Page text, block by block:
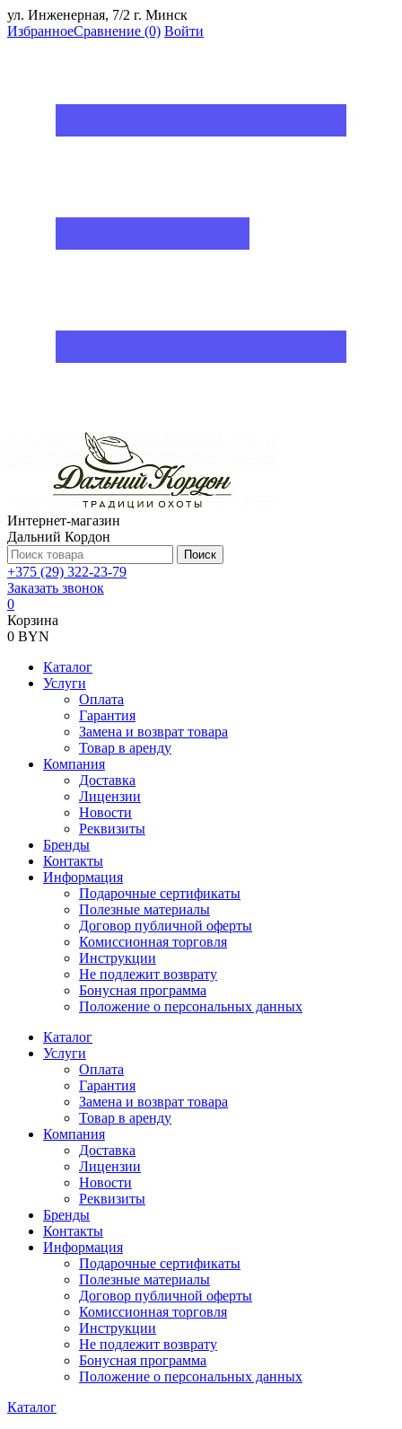
ул. Инженерная, 7/2 г. Минск
ИзбранноеСравнение (0) Войти
Интернет-магазин
Дальний Кордон
Поиск
+375 (29) 322-23-79
Заказать звонок
0
Корзина
0 BYN
Каталог
Услуги
Оплата
Гарантия
Замена и возврат товара
Товар в аренду
Компания
Доставка
Лицензии
Новости
Реквизиты
Бренды
Контакты
Информация
Подарочные сертификаты
Полезные материалы
Договор публичной оферты
Комиссионная торговля
Инструкции
Не подлежит возврату
Бонусная программа
Положение о персональных данных
Каталог
Услуги
Оплата
Гарантия
Замена и возврат товара
Товар в аренду
Компания
Доставка
Лицензии
Новости
Реквизиты
Бренды
Контакты
Информация
Подарочные сертификаты
Полезные материалы
Договор публичной оферты
Комиссионная торговля
Инструкции
Не подлежит возврату
Бонусная программа
Положение о персональных данных
Каталог